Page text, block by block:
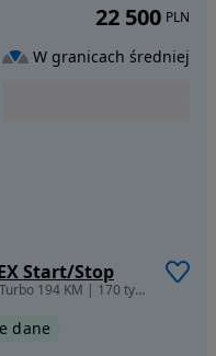
Start/Stop
1956 cm3 • 194 KM • Opel Insignia 2.0 BiTurbo 194 KM | 170 tys. km |
dane
22 500 PLN
W granicach średniej